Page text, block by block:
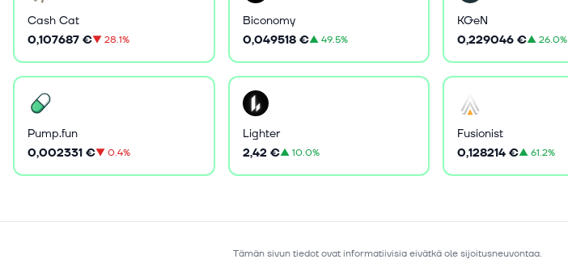
Cash Cat
0,107687 €▼28.1%
Biconomy
0,049518 €▲ 49.5%
KGeN
0,229046 €▲26.0%
Pump.fun
0,002331 €▼0.4%
Lighter
2,42 €▲ 10.0%
Fusionist
0,128214 €▲61.2%
Tämän sivun tiedot ovat informatiivisia eivätkä ole sijoitusneuvontaa.